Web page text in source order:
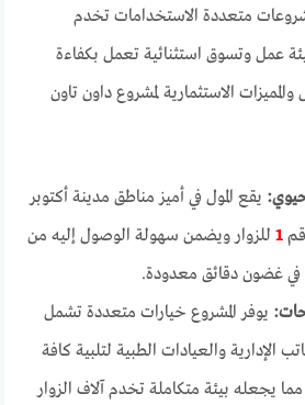
متعددة الاستخدامات تخدم
عمل وتسوق استثنائية تعمل بكفاءة
الاستثمارية لمشروع داون تاون
يقع المول في أميز مناطق مدينة أكتوبر
1 للزوار ويضمن سهولة الوصول إليه من
في غضون دقائق معدودة.
يوفر المشروع خيارات متعددة تشمل
الإدارية والعيادات الطبية لتلبية كافة
مما يجعله بيئة متكاملة تخدم آلاف الزوار